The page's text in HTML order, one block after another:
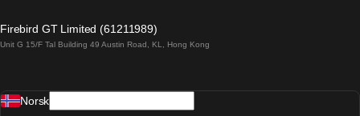
Barcelona Sevilla Tog
Firebird GT Limited (61211989)
Unit G 15/F Tal Building 49 Austin Road, KL, Hong Kong
Norsk